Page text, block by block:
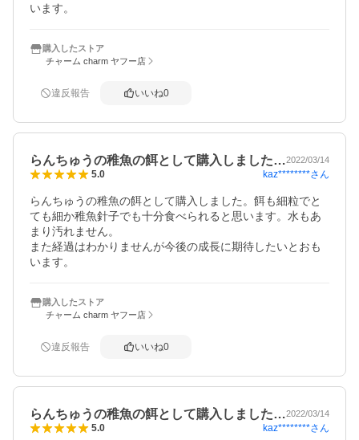
います。
購入したストア
チャーム charm ヤフー店
違反報告 いいね0
らんちゅうの稚魚の餌として購入しました…2022/03/14
5.0 kaz********さん
らんちゅうの稚魚の餌として購入しました。餌も細粒でと
ても細か稚魚針子でも十分食べられると思います。水もあ
まり汚れません。
また経過はわかりませんが今後の成長に期待したいとおも
います。
購入したストア
チャーム charm ヤフー店
違反報告 いいね0
らんちゅうの稚魚の餌として購入しました…2022/03/14
5.0 kaz********さん